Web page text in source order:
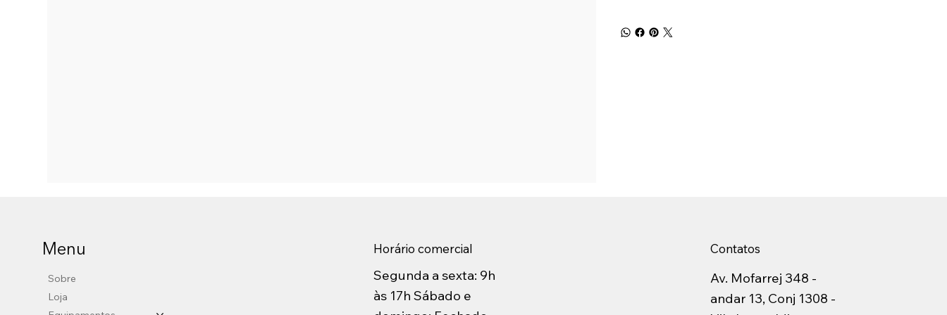
Contatos
Av. Mofarrej 348 -
andar 13, Conj 1308 -
Horário comercial
Segunda a sexta: 9h
às 17h Sábado e
Menu
Sobre
Loja